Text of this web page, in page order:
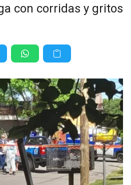
con corridas y gritos